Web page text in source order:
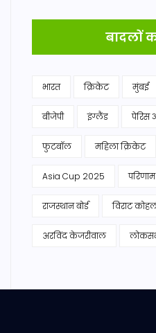
बादलों
भारत क्रिकेट मुंबई
बीजेपी इंग्लैंड
फुटबॉल महिला क्रिकेट
Asia Cup 2025 परिणाम
राजस्थान बोर्ड विराट
अरविंद केजरीवाल